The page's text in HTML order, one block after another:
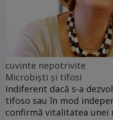
cuvinte nepotrivite
Microbiști și tifosi
Indiferent dacă s-a
tifoso sau în mod
confirmă vitalitatea unei